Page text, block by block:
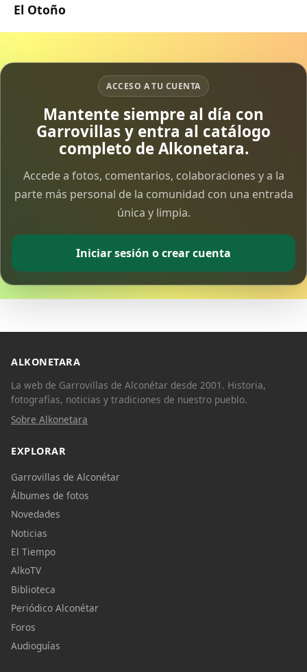
El Otoño
ACCESO A TU CUENTA
Mantente siempre al día con
Garrovillas y entra al catálogo
completo de Alkonetara.
Accede a fotos, comentarios, colaboraciones y a la
parte más personal de la comunidad con una entrada
única y limpia.
Iniciar sesión o crear cuenta
Comparte
Compartir en Facebook
Compartir en Twitter
ALKONETARA
La web de Garrovillas de Alconétar desde 2001. Historia,
fotografías, noticias y tradiciones de nuestro pueblo.
Sobre Alkonetara
EXPLORAR
Garrovillas de Alconétar
Álbumes de fotos
Novedades
Noticias
El Tiempo
AlkoTV
Biblioteca
Periódico Alconétar
Foros
Audioguías